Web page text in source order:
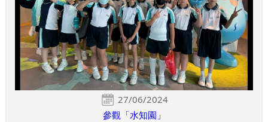
27/06/2024
參觀「水知園」